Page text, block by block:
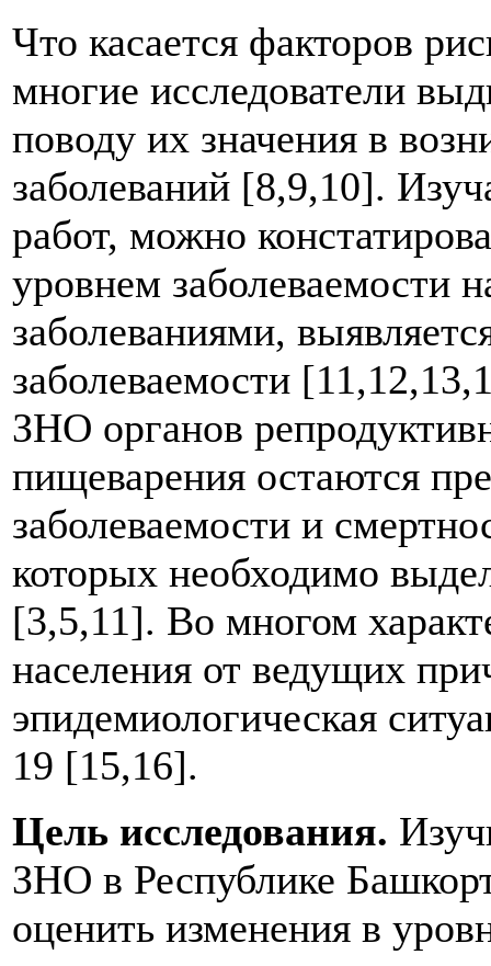
Что касается факторов
многие исследователи
поводу их значения в
заболеваний [8,9,10].
работ, можно
уровнем заболеваемости
заболеваниями,
заболеваемости
ЗНО органов
пищеварения остаются
заболеваемости и
которых необходимо
[3,5,11]. Во многом
населения от ведущих
эпидемиологическая
19 [15,16].
Цель исследования.
ЗНО в Республике
оценить изменения в